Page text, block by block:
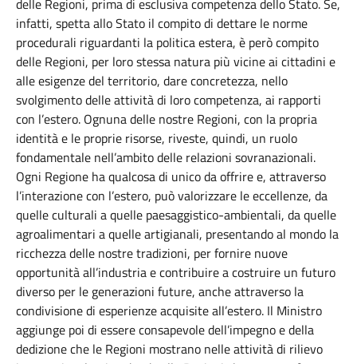
delle Regioni, prima di esclusiva competenza dello Stato. Se,
infatti, spetta allo Stato il compito di dettare le norme
procedurali riguardanti la politica estera, è però compito
delle Regioni, per loro stessa natura più vicine ai cittadini e
alle esigenze del territorio, dare concretezza, nello
svolgimento delle attività di loro competenza, ai rapporti
con l’estero. Ognuna delle nostre Regioni, con la propria
identità e le proprie risorse, riveste, quindi, un ruolo
fondamentale nell’ambito delle relazioni sovranazionali.
Ogni Regione ha qualcosa di unico da offrire e, attraverso
l’interazione con l’estero, può valorizzare le eccellenze, da
quelle culturali a quelle paesaggistico-ambientali, da quelle
agroalimentari a quelle artigianali, presentando al mondo la
ricchezza delle nostre tradizioni, per fornire nuove
opportunità all’industria e contribuire a costruire un futuro
diverso per le generazioni future, anche attraverso la
condivisione di esperienze acquisite all’estero. Il Ministro
aggiunge poi di essere consapevole dell’impegno e della
dedizione che le Regioni mostrano nelle attività di rilievo